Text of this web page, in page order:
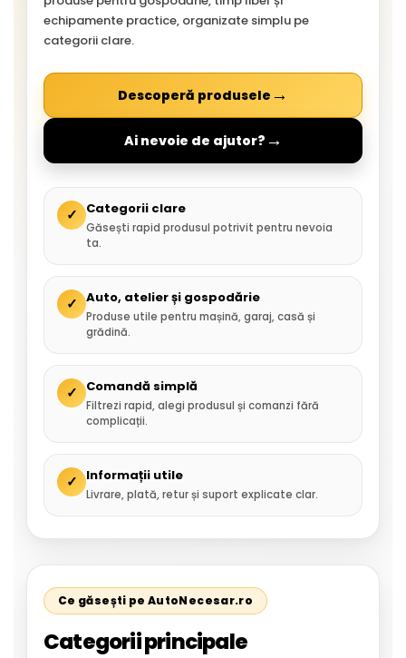
echipamente practice, organizate simplu pe
categorii clare.
Descoperă produsele →
Ai nevoie de ajutor? →
✓ Categorii clare
Găsești rapid produsul potrivit pentru nevoia
ta.
✓ Auto, atelier și gospodărie
Produse utile pentru mașină, garaj, casă și
grădină.
✓ Comandă simplă
Filtrezi rapid, alegi produsul și comanzi fără
complicații.
✓ Informații utile
Livrare, plată, retur și suport explicate clar.
Ce găsești pe AutoNecesar.ro
Categorii principale